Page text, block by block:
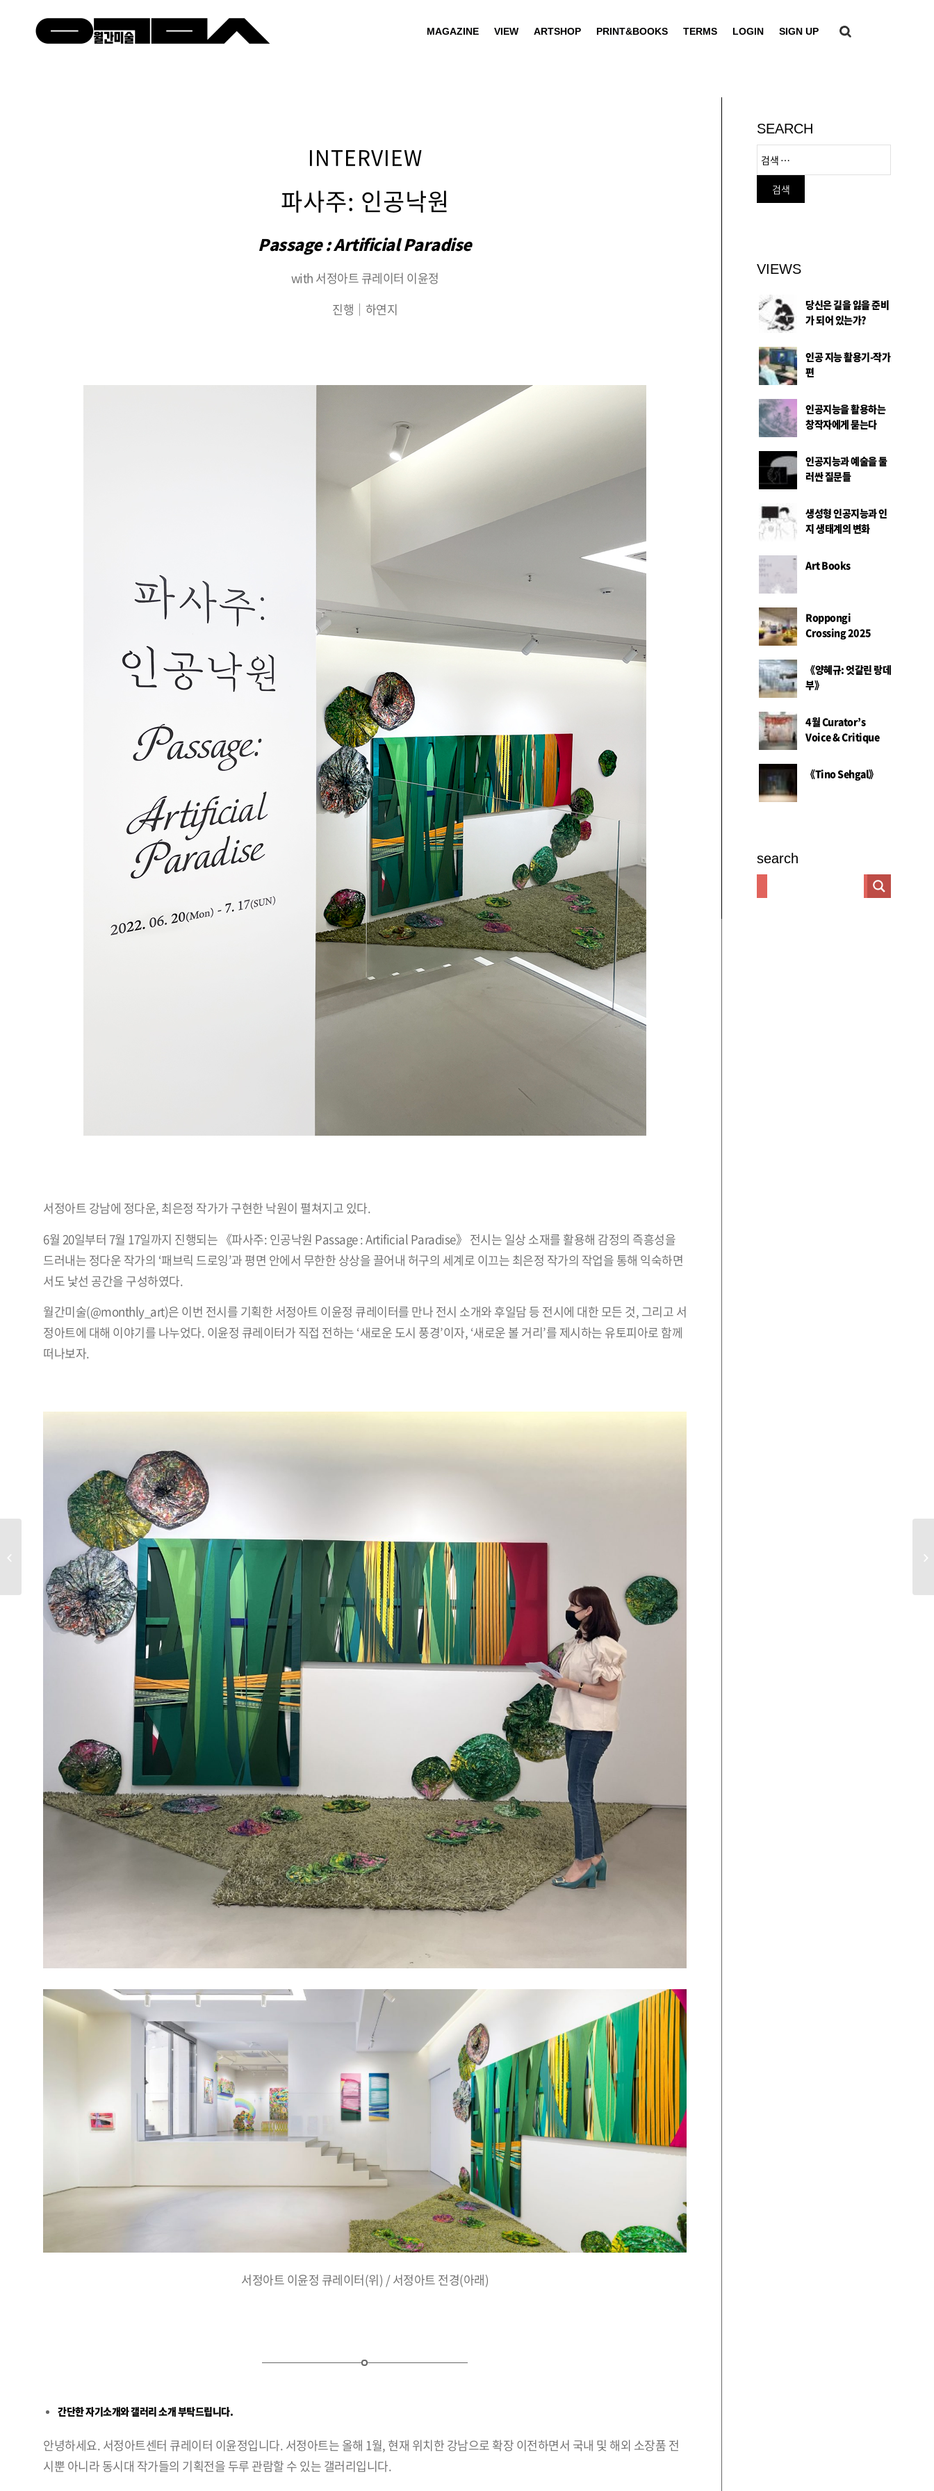
MAGAZINE VIEW ARTSHOP PRINT&BOOKS TERMS LOGIN SIGN UP
INTERVIEW
파사주: 인공낙원
Passage : Artificial Paradise
with 서정아트 큐레이터 이윤정
진행｜하연지
서정아트 강남에 정다운, 최은정 작가가 구현한 낙원이 펼쳐지고 있다.
6월 20일부터 7월 17일까지 진행되는 《파사주: 인공낙원 Passage : Artificial Paradise》 전시는 일상 소재를 활용해 감정의 즉흥성을
드러내는 정다운 작가의 ‘패브릭 드로잉’과 평면 안에서 무한한 상상을 끌어내 허구의 세계로 이끄는 최은정 작가의 작업을 통해 익숙하면
서도 낯선 공간을 구성하였다.
월간미술(@monthly_art)은 이번 전시를 기획한 서정아트 이윤정 큐레이터를 만나 전시 소개와 후일담 등 전시에 대한 모든 것, 그리고 서
정아트에 대해 이야기를 나누었다. 이윤정 큐레이터가 직접 전하는 ‘새로운 도시 풍경’이자, ‘새로운 볼 거리’를 제시하는 유토피아로 함께
떠나보자.
서정아트 이윤정 큐레이터(위) / 서정아트 전경(아래)
간단한 자기소개와 갤러리 소개 부탁드립니다.
안녕하세요. 서정아트센터 큐레이터 이윤정입니다. 서정아트는 올해 1월, 현재 위치한 강남으로 확장 이전하면서 국내 및 해외 소장품 전
시뿐 아니라 동시대 작가들의 기획전을 두루 관람할 수 있는 갤러리입니다.
SEARCH
VIEWS
당신은 길을 잃을 준비
가 되어 있는가?
인공 지능 활용기-작가
편
인공지능을 활용하는
창작자에게 묻는다
인공지능과 예술을 둘
러싼 질문들
생성형 인공지능과 인
지 생태계의 변화
Art Books
Roppongi
Crossing 2025
《양혜규: 엇갈린 랑데
부》
4월 Curator’s
Voice & Critique
《Tino Sehgal》
search
희망의 정원과 정원